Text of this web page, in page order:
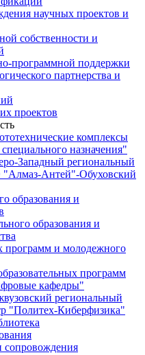
научных проектов и
собственности и
программной поддержки
партнерства и
проектов
комплексы
назначения"
Западный региональный
Антей"-Обуховский
образования и
образования и
программ и молодежного
программ
кафедры"
региональный
"Политех-Киберфизика"
сопровождения